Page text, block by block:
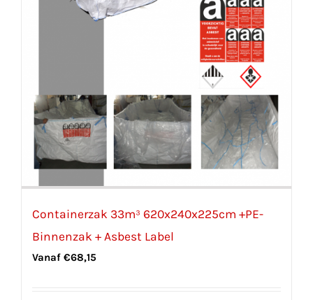
Containerzak 33m³ 620x240x225cm +PE-
Binnenzak + Asbest Label
Vanaf €68,15